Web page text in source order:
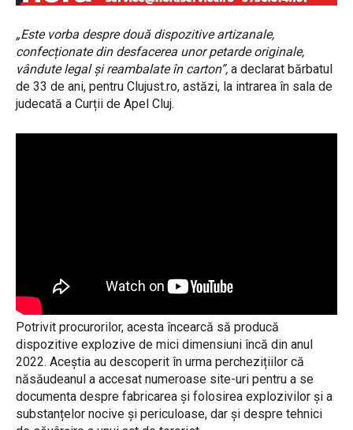
„Este vorba despre două dispozitive artizanale,
confecționate din desfacerea unor petarde originale,
vândute legal și reambalate în carton”, a declarat bărbatul
de 33 de ani, pentru Clujust.ro, astăzi, la intrarea în sala de
judecată a Curții de Apel Cluj.
Potrivit procurorilor, acesta încearcă să producă
dispozitive explozive de mici dimensiuni încă din anul
2022. Aceștia au descoperit în urma perchezițiilor că
năsăudeanul a accesat numeroase site-uri pentru a se
documenta despre fabricarea și folosirea explozivilor și a
substanțelor nocive și periculoase, dar și despre tehnici